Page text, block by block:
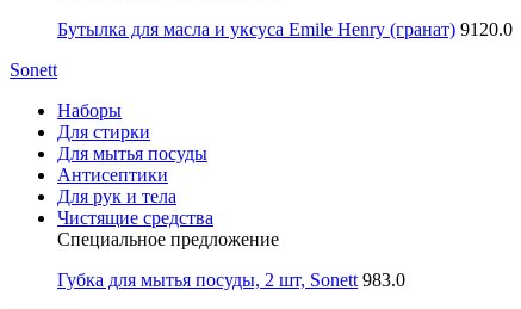
Бутылка для масла и уксуса Emile Henry (гранат) 9120.0
Sonett
Наборы
Для стирки
Для мытья посуды
Антисептики
Для рук и тела
Чистящие средства
Специальное предложение
Губка для мытья посуды, 2 шт, Sonett 983.0